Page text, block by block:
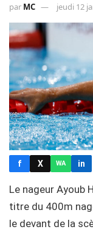
par MC jeudi 12
f X WA in
Le nageur Ayoub
titre du 400m
le devant de la